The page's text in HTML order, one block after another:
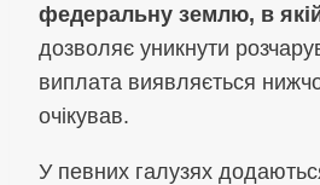
федеральну землю, в
дозволяє уникнути
виплата виявляється
очікував.
У певних галузях